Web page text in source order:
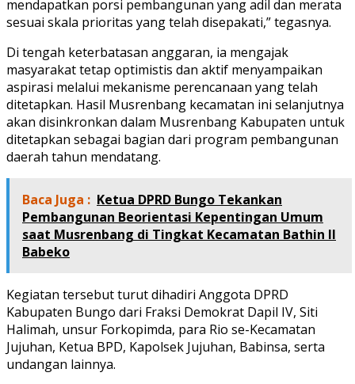
mendapatkan porsi pembangunan yang adil dan merata
sesuai skala prioritas yang telah disepakati,” tegasnya.
Di tengah keterbatasan anggaran, ia mengajak
masyarakat tetap optimistis dan aktif menyampaikan
aspirasi melalui mekanisme perencanaan yang telah
ditetapkan. Hasil Musrenbang kecamatan ini selanjutnya
akan disinkronkan dalam Musrenbang Kabupaten untuk
ditetapkan sebagai bagian dari program pembangunan
daerah tahun mendatang.
Baca Juga : Ketua DPRD Bungo Tekankan
Pembangunan Beorientasi Kepentingan Umum
saat Musrenbang di Tingkat Kecamatan Bathin II
Babeko
Kegiatan tersebut turut dihadiri Anggota DPRD
Kabupaten Bungo dari Fraksi Demokrat Dapil IV, Siti
Halimah, unsur Forkopimda, para Rio se-Kecamatan
Jujuhan, Ketua BPD, Kapolsek Jujuhan, Babinsa, serta
undangan lainnya.